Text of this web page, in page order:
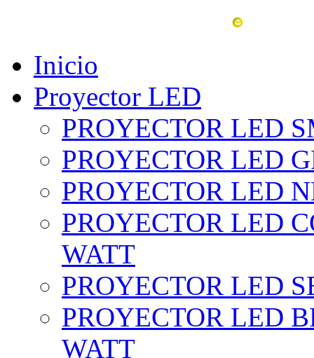
Inicio
Proyector LED
PROYECTOR LED
PROYECTOR LED
PROYECTOR LED
PROYECTOR LED
WATT
PROYECTOR LED
PROYECTOR LED
WATT